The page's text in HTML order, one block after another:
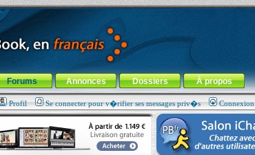
Forums Annonces Dossiers À propos
Profil Se connecter pour v�rifier ses messages priv�s Connexion